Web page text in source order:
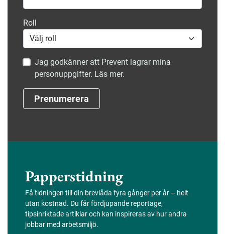
Roll
Jag godkänner att Prevent lagrar mina
personuppgifter. Läs mer.
Prenumerera
Papperstidning
Få tidningen till din brevlåda fyra gånger per år – helt
utan kostnad. Du får fördjupande reportage,
tipsinriktade artiklar och kan inspireras av hur andra
jobbar med arbetsmiljö.